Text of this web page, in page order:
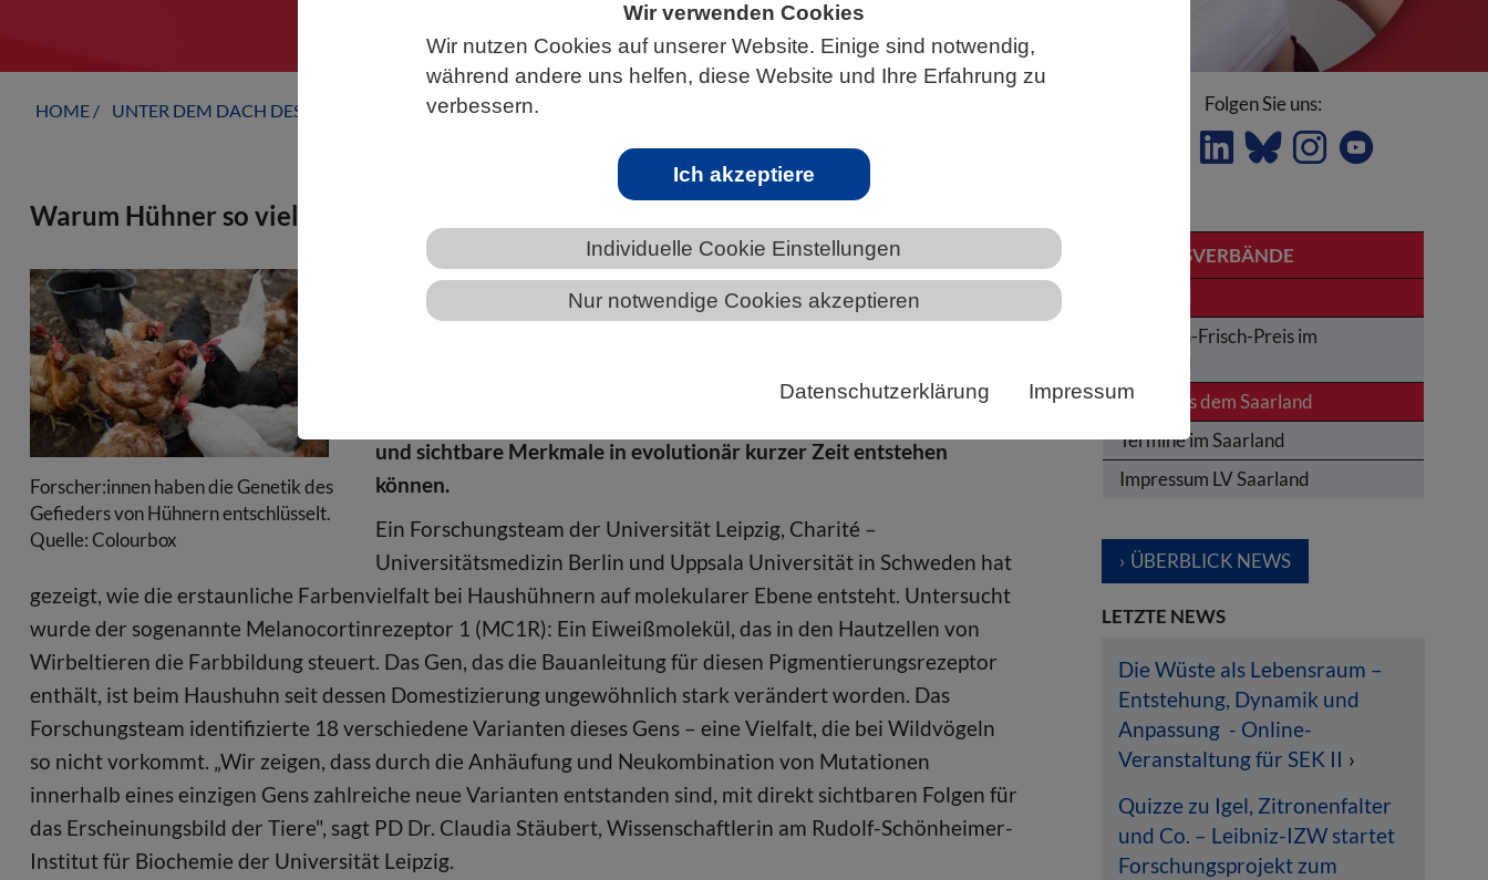
Wir verwenden Cookies
Wir nutzen Cookies auf unserer Website. Einige sind notwendig,
während andere uns helfen, diese Website und Ihre Erfahrung zu
verbessern.
Ich akzeptiere
Individuelle Cookie Einstellungen
Nur notwendige Cookies akzeptieren
Datenschutzerklärung Impressum
HOME UNTER DEM DACH DES VBIO LANDESVERBÄNDE
Warum Hühner so viele Farben haben
Forscher:innen haben die Genetik des
Gefieders von Hühnern entschlüsselt.
Quelle: Colourbox
Ob schneeweiß, tiefschwarz oder goldbraun – die Gefiederfarben
von Haushühnern sind so vielfältig wie kaum bei einem anderen
Ein einziges Gen ist in der Lage, die ganze Bandbreite zu erzeugen.
und sichtbare Merkmale in evolutionär kurzer Zeit entstehen
können.
Ein Forschungsteam der Universität Leipzig, Charité –
Universitätsmedizin Berlin und Uppsala Universität in Schweden hat
gezeigt, wie die erstaunliche Farbenvielfalt bei Haushühnern auf molekularer Ebene entsteht. Untersucht
wurde der sogenannte Melanocortinrezeptor 1 (MC1R): Ein Eiweißmolekül, das in den Hautzellen von
Wirbeltieren die Farbbildung steuert. Das Gen, das die Bauanleitung für diesen Pigmentierungsrezeptor
enthält, ist beim Haushuhn seit dessen Domestizierung ungewöhnlich stark verändert worden. Das
Forschungsteam identifizierte 18 verschiedene Varianten dieses Gens – eine Vielfalt, die bei Wildvögeln
so nicht vorkommt. „Wir zeigen, dass durch die Anhäufung und Neukombination von Mutationen
innerhalb eines einzigen Gens zahlreiche neue Varianten entstanden sind, mit direkt sichtbaren Folgen für
das Erscheinungsbild der Tiere", sagt PD Dr. Claudia Stäubert, Wissenschaftlerin am Rudolf-Schönheimer-
Institut für Biochemie der Universität Leipzig.
Folgen Sie uns:
LANDESVERBÄNDE
Karl-von-Frisch-Preis im
News aus dem Saarland
Termine im Saarland
Impressum LV Saarland
ÜBERBLICK NEWS
LETZTE NEWS
Die Wüste als Lebensraum –
Entstehung, Dynamik und
Anpassung - Online-
Veranstaltung für SEK II
Quizze zu Igel, Zitronenfalter
und Co. – Leibniz-IZW startet
Forschungsprojekt zum